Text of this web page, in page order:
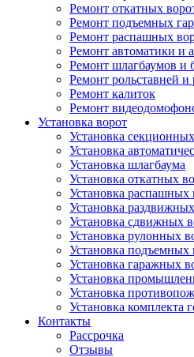
Ремонт откатных
Ремонт подъемных
Ремонт распашных
Ремонт автоматики и
Ремонт шлагбаумов и
Ремонт рольставней и
Ремонт калиток
Ремонт
Установка ворот
Установка
Установка
Установка шлагбаума
Установка откатных
Установка распашных
Установка
Установка сдвижных
Установка рулонных
Установка подъемных
Установка гаражных
Установка
Установка
Установка комплекта
Контакты
Рассрочка
Отзывы